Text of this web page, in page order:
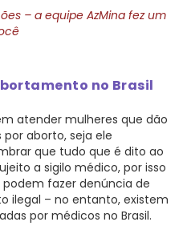
– a equipe AzMina fez um
no Brasil
atender mulheres que dão
aborto, seja ele
que tudo que é dito ao
a sigilo médico, por isso
fazer denúncia de
ilegal – no entanto, existem
por médicos no Brasil.